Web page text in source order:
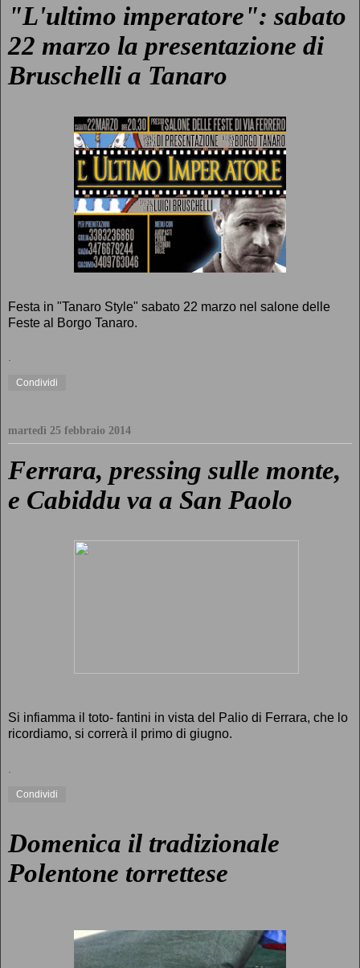
"L'ultimo imperatore": sabato
22 marzo la presentazione di
Bruschelli a Tanaro
Festa in "Tanaro Style" sabato 22 marzo nel salone delle
Feste al Borgo Tanaro.
.
Condividi
martedì 25 febbraio 2014
Ferrara, pressing sulle monte,
e Cabiddu va a San Paolo
Si infiamma il toto- fantini in vista del Palio di Ferrara, che lo
ricordiamo, si correrà il primo di giugno.
Condividi
Domenica il tradizionale
Polentone torrettese